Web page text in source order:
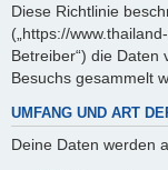
Diese Richtlinie
(„https://
Betreiber“) die
Besuchs gesammelt
UMFANG UND ART
Deine Daten werden